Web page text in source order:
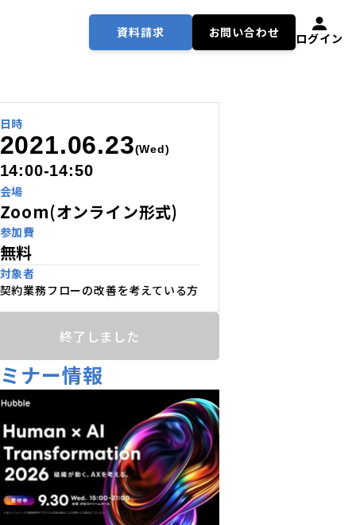
資料請求 お問い合わせ ログイン
日時
2021.06.23(Wed)
14:00-14:50
会場
Zoom(オンライン形式)
参加費
無料
対象者
契約業務フローの改善を考えている方
終了しました
ナー情報